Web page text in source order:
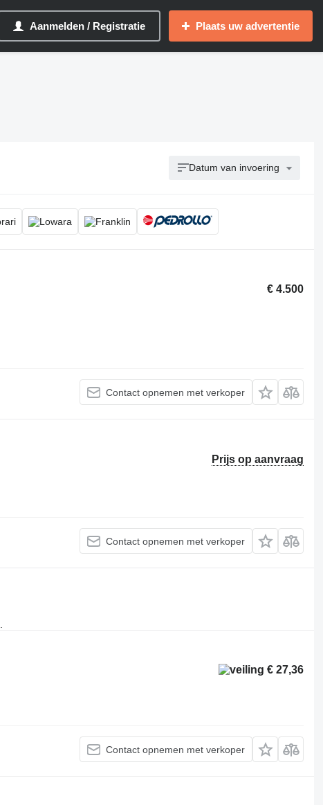
Aanmelden / Registratie Plaats uw advertentie
Datum van invoering
€ 4.500
Contact opnemen met verkoper
Prijs op aanvraag
Contact opnemen met verkoper
€ 27,36
Contact opnemen met verkoper